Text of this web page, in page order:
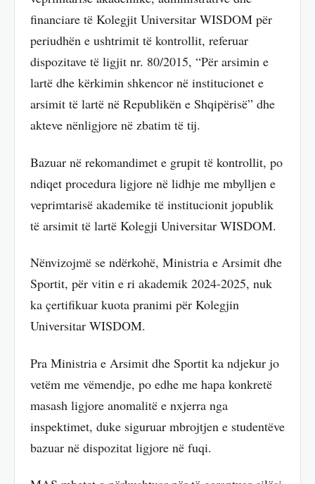
financiare të Kolegjit Universitar WISDOM për
periudhën e ushtrimit të kontrollit, referuar
dispozitave të ligjit nr. 80/2015, “Për arsimin e
lartë dhe kërkimin shkencor në institucionet e
arsimit të lartë në Republikën e Shqipërisë” dhe
akteve nënligjore në zbatim të tij.
Bazuar në rekomandimet e grupit të kontrollit, po
ndiqet procedura ligjore në lidhje me mbylljen e
veprimtarisë akademike të institucionit jopublik
të arsimit të lartë Kolegji Universitar WISDOM.
Nënvizojmë se ndërkohë, Ministria e Arsimit dhe
Sportit, për vitin e ri akademik 2024-2025, nuk
ka çertifikuar kuota pranimi për Kolegjin
Universitar WISDOM.
Pra Ministria e Arsimit dhe Sportit ka ndjekur jo
vetëm me vëmendje, po edhe me hapa konkretë
masash ligjore anomalitë e nxjerra nga
inspektimet, duke siguruar mbrojtjen e studentëve
bazuar në dispozitat ligjore në fuqi.